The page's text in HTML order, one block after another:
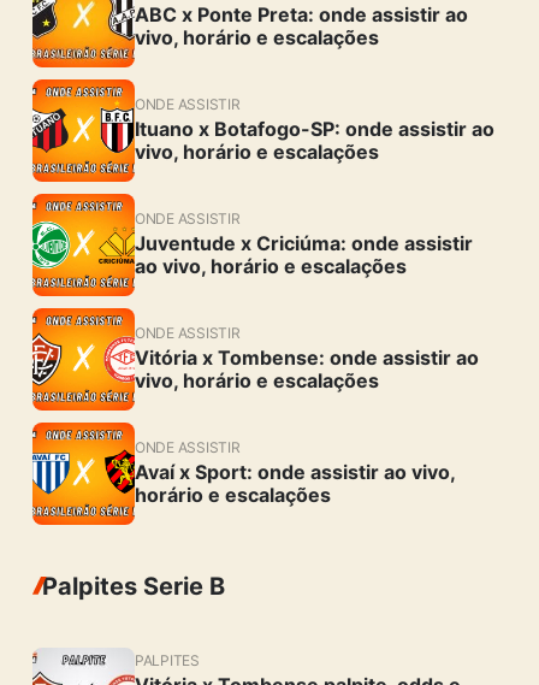
ABC x Ponte Preta: onde assistir ao
vivo, horário e escalações
ONDE ASSISTIR
Ituano x Botafogo-SP: onde assistir ao
vivo, horário e escalações
ONDE ASSISTIR
Juventude x Criciúma: onde assistir
ao vivo, horário e escalações
ONDE ASSISTIR
Vitória x Tombense: onde assistir ao
vivo, horário e escalações
ONDE ASSISTIR
Avaí x Sport: onde assistir ao vivo,
horário e escalações
Palpites Serie B
PALPITES